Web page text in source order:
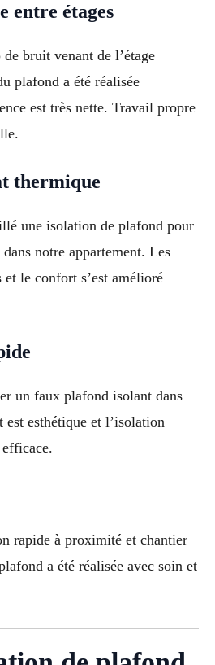
entre étages
bruit venant de l’étage
plafond a été réalisée
est très nette. Travail propre
thermique
une isolation de plafond pour
notre appartement. Les
le confort s’est amélioré
un faux plafond isolant dans
esthétique et l’isolation
rapide à proximité et chantier
a été réalisée avec soin et